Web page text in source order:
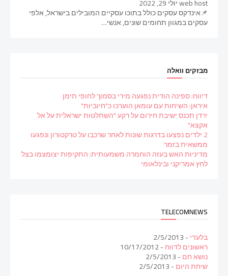
web hostיולי 29, 2022
📌אינדקס עסקים כולל בתוכו עסקיים המובילים בישראל, אלפי
עסקים במגוון תחומים שונים, אנשי…
מבזקים וואלה
דיווח: ספינה הודית נפגעה מירי בסמוך לחופי תימן
איראן: השיחות עם עומאן הוערכו כ"חיוביות"
ירדן תכנס ישיבת חירום על רקע "השתלטות ישראלית על אל
אקצא"
2 ילדים נפצעו בדרגות שונות לאחר שרכבו על טרקטורון ונפגעו
ממשאית בזמר
מדיניות האש בעזה הוחמרה משמעותית: התקיפות יצומצמו בצל
לחץ אמריקני ובינלאומי
TELECOMNEWS
בלעדי- 2/5/2013
ראשונים לדווח- 10/17/2012
נושא חם- 2/5/2013
שיחת היום- 2/5/2013